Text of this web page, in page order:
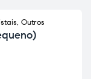
, Outros